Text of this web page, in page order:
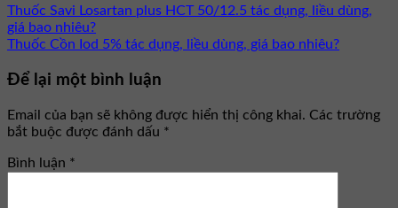
Thuốc Savi Losartan plus HCT 50/12.5 tác dụng, liều dùng,
giá bao nhiêu?
Thuốc Cồn Iod 5% tác dụng, liều dùng, giá bao nhiêu?
Để lại một bình luận
Email của bạn sẽ không được hiển thị công khai. Các trường
bắt buộc được đánh dấu *
Bình luận *